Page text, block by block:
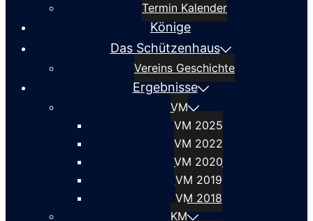
Termin Kalender
Könige
Das Schützenhaus
Vereins Geschichte
Ergebnisse
VM
VM 2025
VM 2022
VM 2020
VM 2019
VM 2018
KM